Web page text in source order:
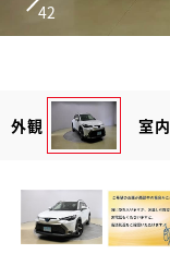
42
外観 室内